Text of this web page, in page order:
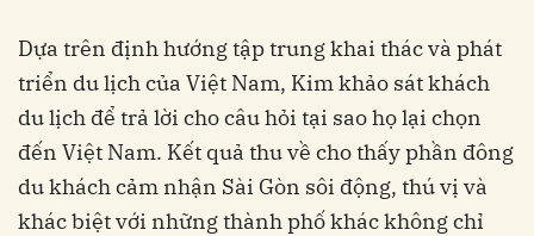
Dựa trên định hướng tập trung khai thác và phát
triển du lịch của Việt Nam, Kim khảo sát khách
du lịch để trả lời cho câu hỏi tại sao họ lại chọn
đến Việt Nam. Kết quả thu về cho thấy phần đông
du khách cảm nhận Sài Gòn sôi động, thú vị và
khác biệt với những thành phố khác không chỉ